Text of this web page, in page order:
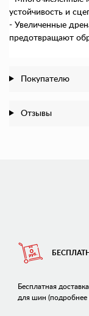
устойчивость и
- Увеличенные
предотвращают
Покупателю
Отзывы
Бесплатная
для шин (подробнее